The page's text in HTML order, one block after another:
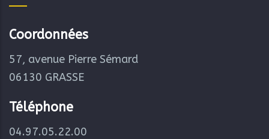
Coordonnées
57, avenue Pierre Sémard
06130 GRASSE
Téléphone
04.97.05.22.00